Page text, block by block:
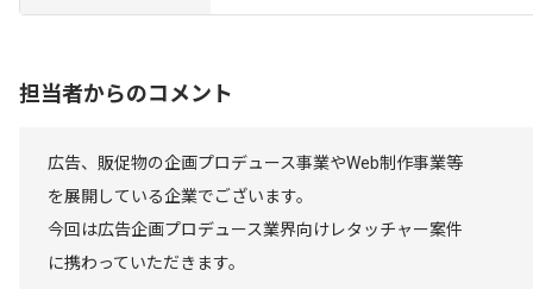
担当者からのコメント
広告、販促物の企画プロデュース事業やWeb制作事業等
を展開している企業でございます。
今回は広告企画プロデュース業界向けレタッチャー案件
に携わっていただきます。